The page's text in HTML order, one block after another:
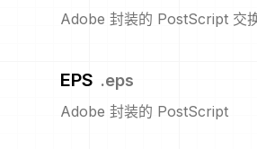
Adobe 封装的 PostScript 交
EPS .eps
Adobe 封装的 PostScript